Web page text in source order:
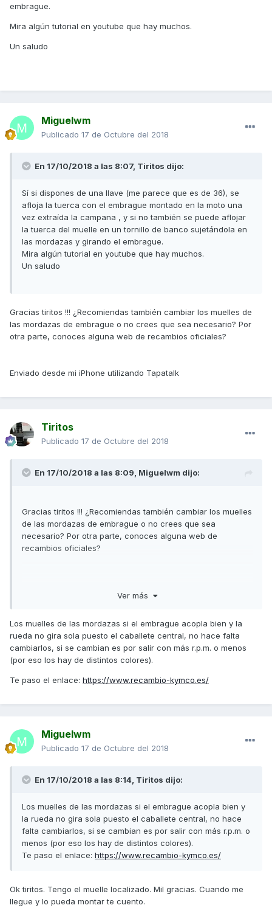
embrague.
Mira algún tutorial en youtube que hay muchos.
Un saludo
Miguelwm
Publicado 17 de Octubre del 2018
En 17/10/2018 a las 8:07, Tiritos dijo:
Sí si dispones de una llave (me parece que es de 36), se
afloja la tuerca con el embrague montado en la moto una
vez extraída la campana , y si no también se puede aflojar
la tuerca del muelle en un tornillo de banco sujetándola en
las mordazas y girando el embrague.
Mira algún tutorial en youtube que hay muchos.
Un saludo
Gracias tiritos !!! ¿Recomiendas también cambiar los muelles de
las mordazas de embrague o no crees que sea necesario? Por
otra parte, conoces alguna web de recambios oficiales?
Enviado desde mi iPhone utilizando Tapatalk
Tiritos
Publicado 17 de Octubre del 2018
En 17/10/2018 a las 8:09, Miguelwm dijo:
Gracias tiritos !!! ¿Recomiendas también cambiar los muelles
de las mordazas de embrague o no crees que sea
necesario? Por otra parte, conoces alguna web de
recambios oficiales?
Ver más
Los muelles de las mordazas si el embrague acopla bien y la
rueda no gira sola puesto el caballete central, no hace falta
cambiarlos, si se cambian es por salir con más r.p.m. o menos
(por eso los hay de distintos colores).
Te paso el enlace: https://www.recambio-kymco.es/
Miguelwm
Publicado 17 de Octubre del 2018
En 17/10/2018 a las 8:14, Tiritos dijo:
Los muelles de las mordazas si el embrague acopla bien y
la rueda no gira sola puesto el caballete central, no hace
falta cambiarlos, si se cambian es por salir con más r.p.m. o
menos (por eso los hay de distintos colores).
Te paso el enlace: https://www.recambio-kymco.es/
Ok tiritos. Tengo el muelle localizado. Mil gracias. Cuando me
llegue y lo pueda montar te cuento.